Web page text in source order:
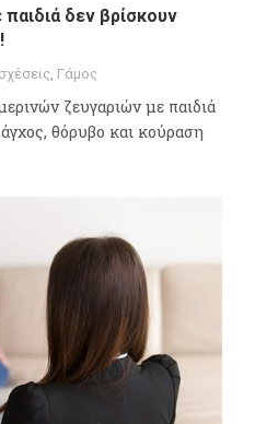
δεν βρίσκουν
, Γάμος
ζευγαριών με παιδιά
θόρυβο και κούραση